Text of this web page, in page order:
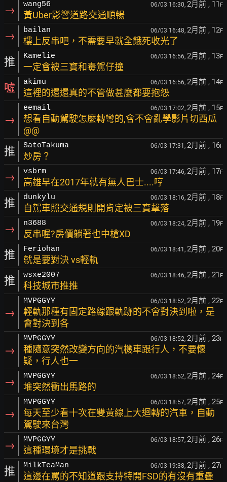
→ wang56 06/03 16:30, 2月前 , 11 F
黃Uber影響道路交通順暢
→ bailan 06/03 16:48, 2月前 , 12F
樓上反串吧，不需要早就全餓死收光了
推 Kamelie 06/03 16:56, 2月前 , 13F
一定會被三寶和毒駕仔撞
噓 akimu 06/03 16:56, 2月前 , 14F
這裡的還還真的不管做甚麼都要抱怨
→
eemail 06/03 17:02, 2月前 , 15F
想看自動駕駛怎麼轉彎的,會不會亂學影片切西瓜
@@
推 SatoTakuma 06/03 17:31, 2月前 , 16F
炒房？
→ vsbrm 06/03 17:46, 2月前 , 17F
高雄早在2017年就有無人巴士....哼
推 dunkylu 06/03 18:16, 2月前 , 18F
自駕車照交通規則開肯定被三寶擊落
→ n3688 06/03 18:24, 2月前 , 19F
反串喔?房價躺著也中槍XD
推 Feriohan 06/03 18:41, 2月前 , 20F
就是要對決 vs輕軌
推 wsxe2007 06/03 18:46, 2月前 , 21 F
科技城市推推
→
MVPGGYY 06/03 18:52, 2月前 , 22F
輕軌那種有固定路線跟軌跡的不會對決到啦，是
會對決到各
→
MVPGGYY 06/03 18:52, 2月前 , 23F
種隨意突然改變方向的汽機車跟行人，不要懷
疑，行人也一
→ MVPGGYY 06/03 18:52, 2月前 , 24F
堆突然衝出馬路的
→
MVPGGYY 06/03 18:57, 2月前 , 25F
每天至少看十次在雙黃線上大迴轉的汽車，自動
駕駛來台灣
→ MVPGGYY 06/03 18:57, 2月前 , 26F
這種環境才是挑戰
推 MilkTeaMan 06/03 19:38, 2月前 , 27F
這邊在罵的不知道跟支持特開FSD的有沒有重疊